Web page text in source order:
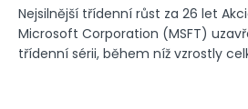
Nejsilnější třídenní růst za 26 let
Microsoft Corporation (MSFT)
třídenní sérii, během níž vzrostly